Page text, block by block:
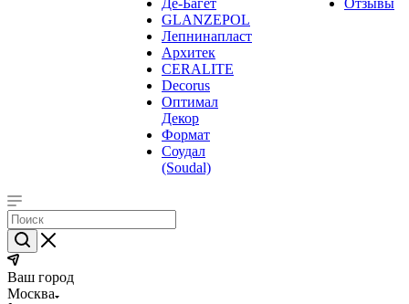
Де-Багет
GLANZEPOL
Лепнинапласт
Архитек
CERALITE
Decorus
Оптимал
Декор
Формат
Соудал
(Soudal)
Отзывы
Ваш город
Москва